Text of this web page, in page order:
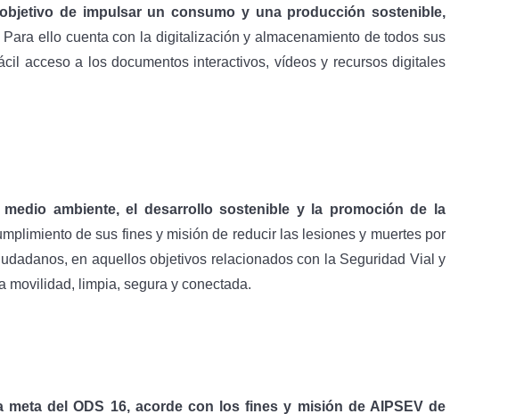
de impulsar un consumo y una producción sostenible,
Para ello cuenta con la digitalización y almacenamiento de todos sus
acceso a los documentos interactivos, vídeos y recursos digitales
ambiente, el desarrollo sostenible y la promoción de la
de sus fines y misión de reducir las lesiones y muertes por
en aquellos objetivos relacionados con la Seguridad Vial y
movilidad, limpia, segura y conectada.
del ODS 16, acorde con los fines y misión de AIPSEV de